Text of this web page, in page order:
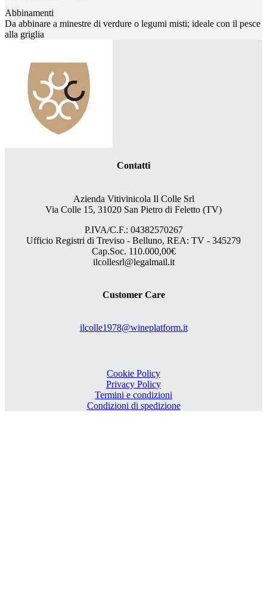
Abbinamenti
Da abbinare a minestre di verdure o legumi misti; ideale con il pesce
alla griglia
Contatti
Azienda Vitivinicola Il Colle Srl
Via Colle 15, 31020 San Pietro di Feletto (TV)
P.IVA/C.F.: 04382570267
Ufficio Registri di Treviso - Belluno, REA: TV - 345279
Cap.Soc. 110.000,00€
ilcollesrl@legalmail.it
Customer Care
ilcolle1978@wineplatform.it
Cookie Policy
Privacy Policy
Termini e condizioni
Condizioni di spedizione